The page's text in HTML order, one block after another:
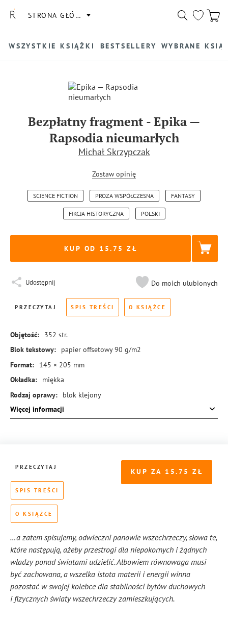
STRONA GŁÓWNA
WSZYSTKIE KSIĄŻKI BESTSELLERY WYBRANE
Bezpłatny fragment-Epika —
Rapsodia nieumarłych
Michał Skrzypczak
Zostaw opinię
SCIENCE FICTION PROZA WSPÓŁCZESNA FANTASY
FIKCJA HISTORYCZNA POLSKI
KUP OD 15.75
Udostępnij Do moich ulubionych
PRZECZYTAJ SPIS TREŚCI O KSIĄŻCE
Objętość: 352 str.
Blok tekstowy:
papier offsetowy 90 g/m2
Format:
145 × 205 mm
Okładka:
miękka
Rodzaj oprawy:
blok klejony
ISBN:
978-83-8455-037-3
Więcej informacji
KUP ZA 15.75
PRZECZYTAJ
SPIS TREŚCI
O KSIĄŻCE
…a zatem spisujemy, odwieczni panowie wszechrzeczy, słowa te,
które następują, ażeby przestrogi dla niepokornych i żądnych
władzy ponad światami udzielić. Albowiem równowaga musi
być zachowana, a wszelka istota materii i energii winna
pozostać w swojej kolebce dla stabilności bytów duchowych
i fizycznych światy wszechrzeczy zamieszkujących.